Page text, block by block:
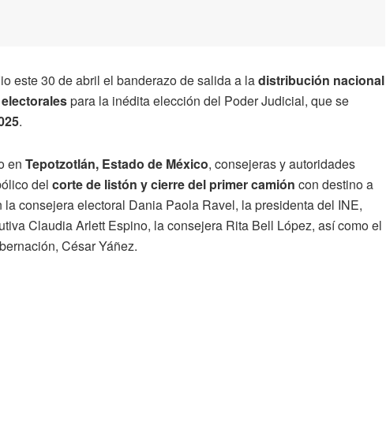
este 30 de abril el banderazo de salida a ladistribución nacional
para la inédita elección del Poder Judicial, que se
.
en Tepotzotlán, Estado de México, consejeras y autoridades
del corte de listón y cierre del primer camión con destino a
consejera electoral Dania Paola Ravel, la presidenta del INE,
Claudia Arlett Espino, la consejera Rita Bell López, así como el
César Yáñez.